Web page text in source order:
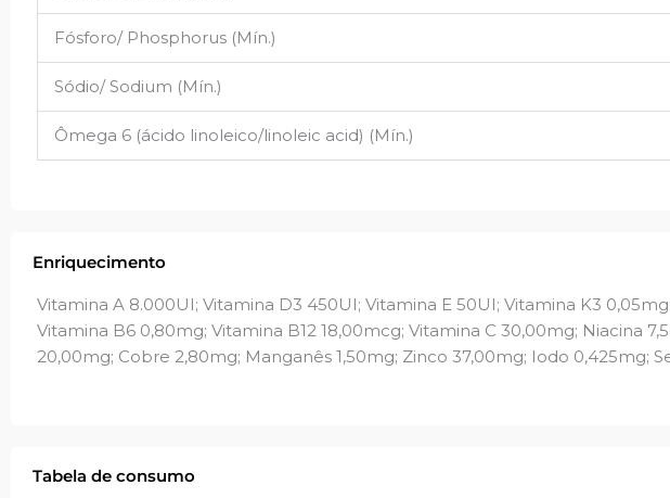
Fósforo/ Phosphorus (Mín.)
Sódio/ Sodium (Mín.)
Ômega 6 (ácido linoleico/linoleic acid) (Mín.)
Enriquecimento
Vitamina A 8.000UI; Vitamina D3 450UI; Vitamina E 50UI; Vitamina K3
Vitamina B6 0,80mg; Vitamina B12 18,00mcg; Vitamina C 30,00mg; Niacina
20,00mg; Cobre 2,80mg; Manganês 1,50mg; Zinco 37,00mg; Iodo 0,425mg;
Tabela de consumo